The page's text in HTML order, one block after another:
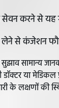
करने से यह
लेने से कंजेशन
सामान्य
डॉक्टर या
के लक्षणों की